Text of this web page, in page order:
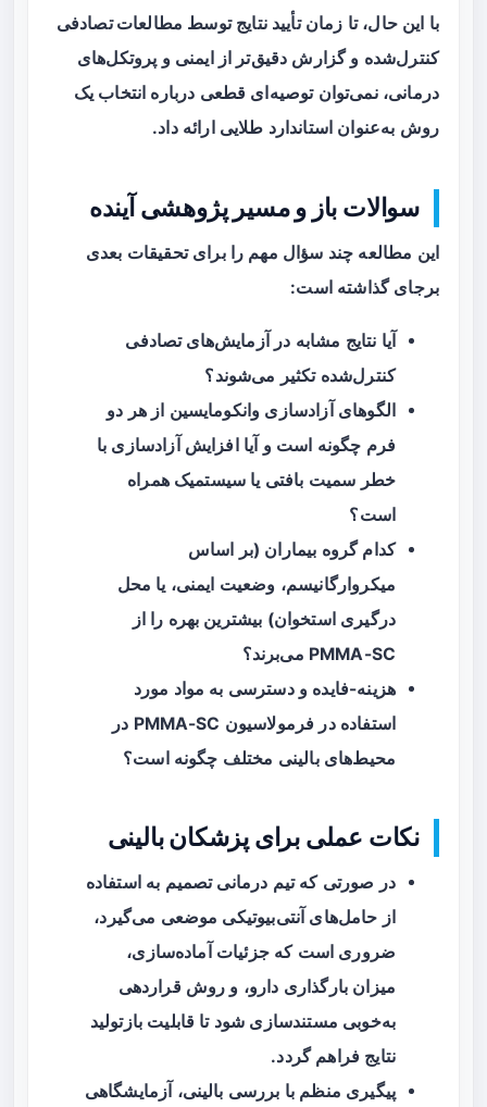
با این حال، تا زمان تأیید نتایج توسط مطالعات تصادفی
کنترل‌شده و گزارش دقیق‌تر از ایمنی و پروتکل‌های
درمانی، نمی‌توان توصیه‌ای قطعی درباره انتخاب یک
روش به‌عنوان استاندارد طلایی ارائه داد.
سوالات باز و مسیر پژوهشی آینده
این مطالعه چند سؤال مهم را برای تحقیقات بعدی
برجای گذاشته است:
آیا نتایج مشابه درآزمایش‌های تصادفی
کنترل‌شده تکثیر می‌شوند؟
الگوهای آزادسازی وانکومایسین از هر دو
فرم چگونه است و آیا افزایش آزادسازی با
خطر سمیت بافتی یا سیستمیک همراه
است؟
کدام گروه بیماران (بر اساس
میکروارگانیسم، وضعیت ایمنی، یا محل
درگیری استخوان) بیشترین بهره را از
PMMA-SC می‌برند؟
هزینه-فایده و دسترسی به مواد مورد
استفاده در فرمولاسیون PMMA-SC در
محیط‌های بالینی مختلف چگونه است؟
نکات عملی برای پزشکان بالینی
در صورتی که تیم درمانی تصمیم به استفاده
از حامل‌های آنتی‌بیوتیکی موضعی می‌گیرد،
ضروری است که جزئیات آماده‌سازی،
میزان بارگذاری دارو، و روش قراردهی
به‌خوبی مستندسازی شود تا قابلیت بازتولید
نتایج فراهم گردد.
پیگیری منظم با بررسی بالینی، آزمایشگاهی